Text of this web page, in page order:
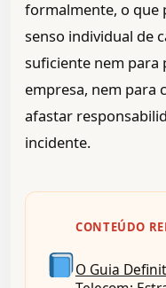
formalmente, o que
senso individual de
suficiente nem para
empresa, nem para
afastar
incidente.
CONTEÚDO
O Guia